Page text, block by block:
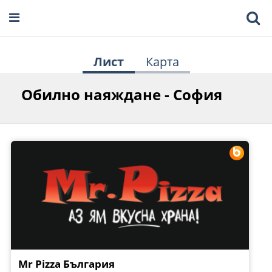
Лист Карта
Обилно наяждане - София
Mr Pizza България